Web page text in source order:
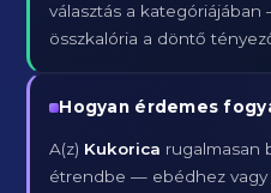
választás a
összkalória a döntő
Hogyan érdemes
A(z) Kukorica rugalmasan
étrendbe — ebédhez vagy